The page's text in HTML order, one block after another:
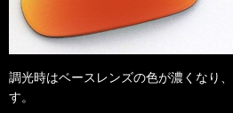
調光時はベースレンズの色が濃くなり
す。